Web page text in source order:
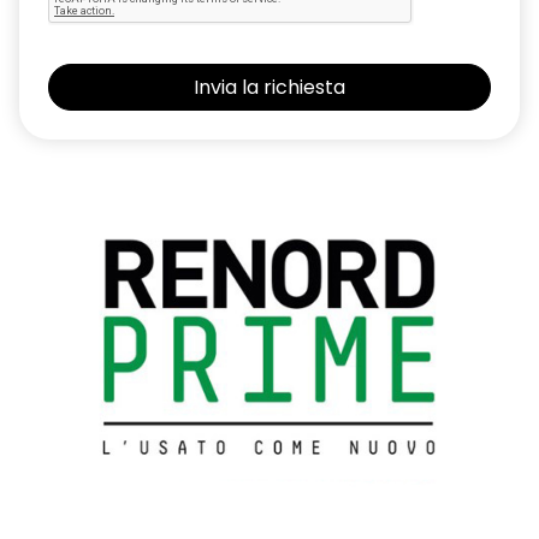
Retrovisori elettrici/riscaldabili in tinta carrozzeria e con
indicatori di direzione integrati
Sedili anteriori con tasca posteriore
Sound System (Radio CD/MP3, schermo da 3,5", comandi al
volante, AUX-IN & USB, 6 altoparlanti)
SYNC with Emergency Assistance
Tappetini in velluto anteriori e posteriori